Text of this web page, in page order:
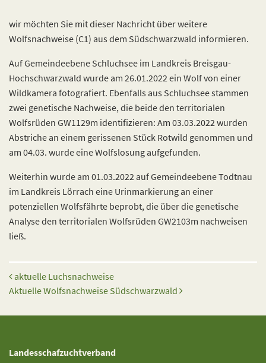
wir möchten Sie mit dieser Nachricht über weitere
Wolfsnachweise (C1) aus dem Südschwarzwald informieren.
Auf Gemeindeebene Schluchsee im Landkreis Breisgau-
Hochschwarzwald wurde am 26.01.2022 ein Wolf von einer
Wildkamera fotografiert. Ebenfalls aus Schluchsee stammen
zwei genetische Nachweise, die beide den territorialen
Wolfsrüden GW1129m identifizieren: Am 03.03.2022 wurden
Abstriche an einem gerissenen Stück Rotwild genommen und
am 04.03. wurde eine Wolfslosung aufgefunden.
Weiterhin wurde am 01.03.2022 auf Gemeindeebene Todtnau
im Landkreis Lörrach eine Urinmarkierung an einer
potenziellen Wolfsfährte beprobt, die über die genetische
Analyse den territorialen Wolfsrüden GW2103m nachweisen
ließ.
Beitrags-Navigation
aktuelle Luchsnachweise
Aktuelle Wolfsnachweise Südschwarzwald
Landesschafzuchtverband